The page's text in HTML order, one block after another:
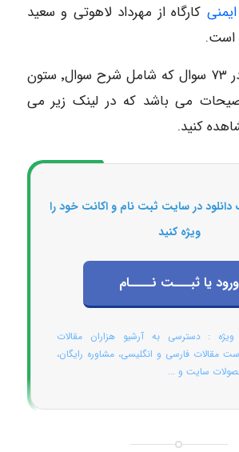
ایمنی کارگاه از مهرداد لاهوتی و سعید
است.
در ۷۳ سوال که شامل شرح سوال٬ ستون
می باشد که در لینک زیر می
کنید.
دانلود در سایت ثبت نام و اکانت خود را
ویژه کنید
ورود یا ثبـــت نــــام
ویژه : دسترسی به آرشیو هزاران مقالات
مقالات فارسی و انگلیسی، مشاوره رایگان،
سایت و ...